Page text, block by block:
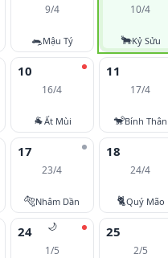
9/4
🐀Mậu Tý
10/4
🐂Kỷ Sửu
10
16/4
🐐Ất Mùi
11
17/4
🐒Bính Thân
17
23/4
🐅Nhâm Dần
18
24/4
🐈Quý Mão
🌙
24
1/5
25
2/5